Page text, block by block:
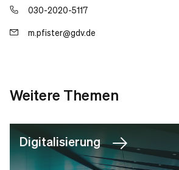
Bundesrechtsanwaltsordnung und
reduzierte Aufwand in geringeren
niederschlagen.
Stellungnahme zum Entwurf eines
in der Zivilgerichtsbarkeit
030-2020-5117
m.pfister@gdv.de
Weitere Themen
Digitalisierung